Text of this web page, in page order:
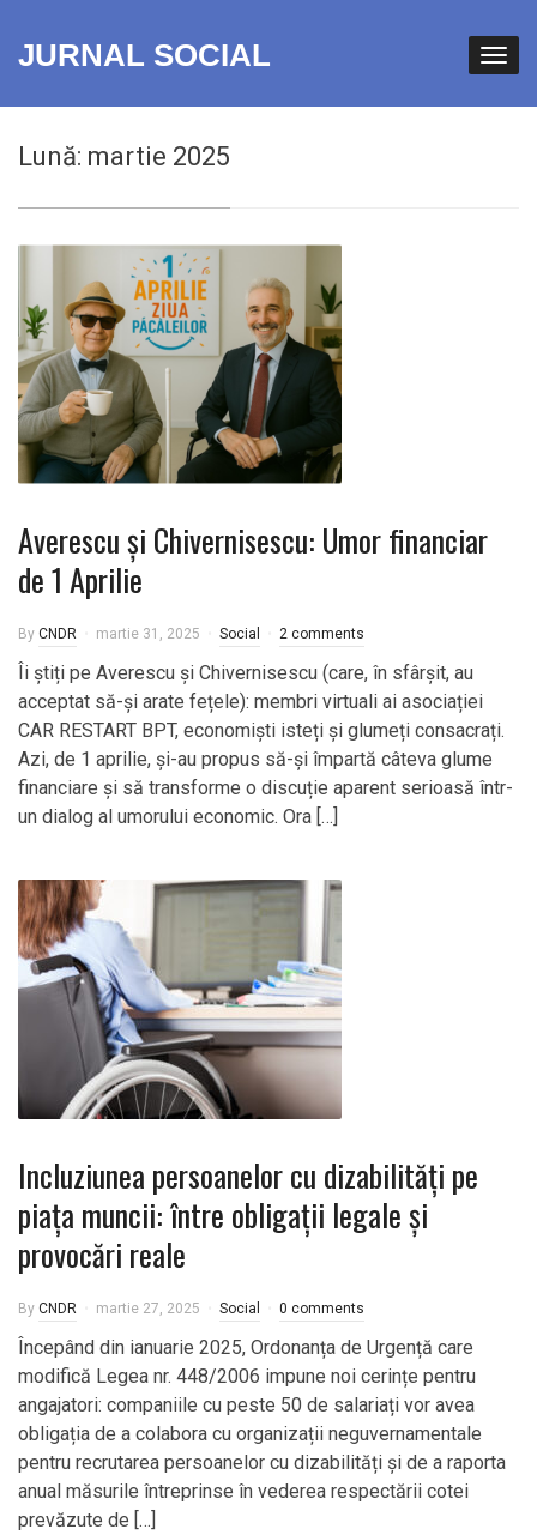
JURNAL SOCIAL
Lună: martie 2025
Averescu și Chivernisescu: Umor financiar
de 1 Aprilie
By CNDR martie 31, 2025 Social 2 comments
Îi știți pe Averescu și Chivernisescu (care, în sfârșit, au
acceptat să-și arate fețele): membri virtuali ai asociației
CAR RESTART BPT, economiști isteți și glumeți consacrați.
Azi, de 1 aprilie, și-au propus să-și împartă câteva glume
financiare și să transforme o discuție aparent serioasă într-
un dialog al umorului economic. Ora […]
Incluziunea persoanelor cu dizabilități pe
piața muncii: între obligații legale și
provocări reale
By CNDR martie 27, 2025 Social 0 comments
Începând din ianuarie 2025, Ordonanța de Urgență care
modifică Legea nr. 448/2006 impune noi cerințe pentru
angajatori: companiile cu peste 50 de salariați vor avea
obligația de a colabora cu organizații neguvernamentale
pentru recrutarea persoanelor cu dizabilități și de a raporta
anual măsurile întreprinse în vederea respectării cotei
prevăzute de […]